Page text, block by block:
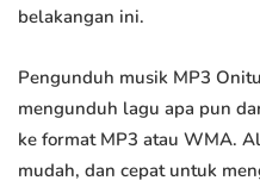
belakangan ini.
Pengunduh musik MP3
mengunduh lagu apa pun
ke format MP3 atau WMA.
mudah, dan cepat untuk